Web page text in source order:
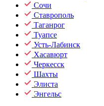
Сочи
Ставрополь
Таганрог
Туапсе
Усть-Лабинск
Хасавюрт
Черкесск
Шахты
Элиста
Энгельс